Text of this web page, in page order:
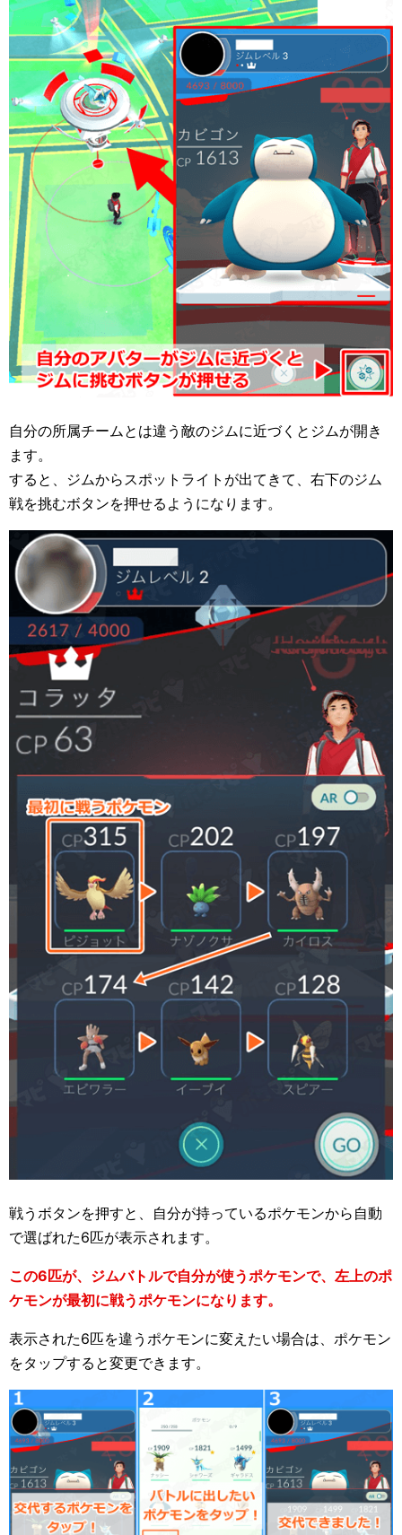
自分の所属チームとは違う敵のジムに近づくとジムが開き
ます。
すると、ジムからスポットライトが出てきて、右下のジム
戦を挑むボタンを押せるようになります。
戦うボタンを押すと、自分が持っているポケモンから自動
で選ばれた6匹が表示されます。
この6匹が、ジムバトルで自分が使うポケモンで、左上のポ
ケモンが最初に戦うポケモンになります。
表示された6匹を違うポケモンに変えたい場合は、ポケモン
をタップすると変更できます。